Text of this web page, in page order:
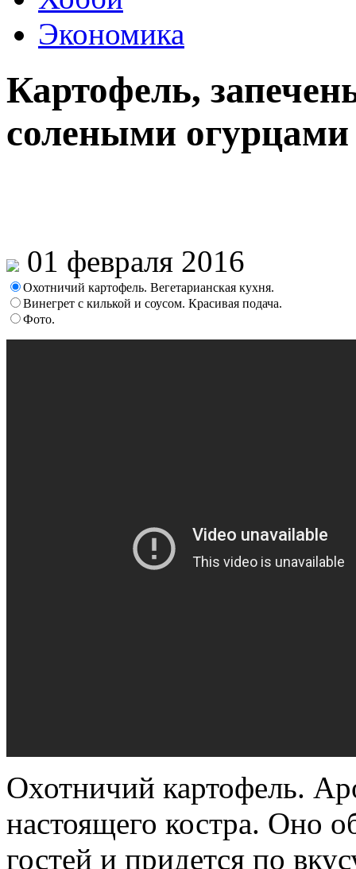
Экономика
Картофель,
солеными огурцами
01 февраля 2016
Охотничий картофель. Вегетарианская кухня.
Винегрет с килькой и соусом. Красивая подача.
Фото.
Охотничий картофель.
настоящего костра. Оно
гостей и придется по